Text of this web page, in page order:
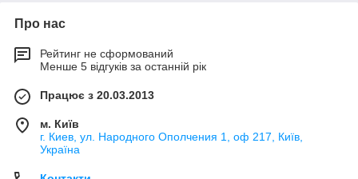
Про нас
Рейтинг не сформований
Менше 5 відгуків за останній рік
Працює з 20.03.2013
м. Київ
г. Киев, ул. Народного Ополчения 1, оф 217, Київ,
Україна